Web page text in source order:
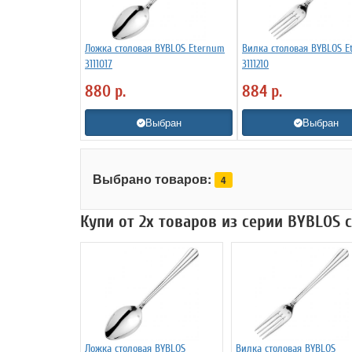
Ложка столовая BYBLOS Eternum
3111017
880 р.
Выбран
Вилка столовая BYBLOS
3111210
884 р.
Выбран
Выбрано товаров: 4
Купи от 2х товаров из серии BYBLOS
Ложка столовая BYBLOS Вилка столовая BYBLOS